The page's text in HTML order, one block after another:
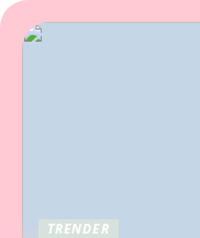
TRENDER